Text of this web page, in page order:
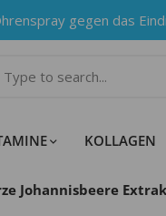
gegen das
KOLLAGEN
Johannisbeere